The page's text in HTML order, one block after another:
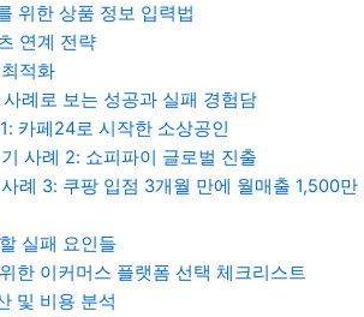
위한 상품 정보 입력법
연계 전략
적화
례로 보는 성공과 실패 경험담
카페24로 시작한 소상공인
사례 2: 쇼피파이 글로벌 진출
례 3: 쿠팡 입점 3개월 만에 월매출 1,500만
실패 요인들
한 이커머스 플랫폼 선택 체크리스트
및 비용 분석